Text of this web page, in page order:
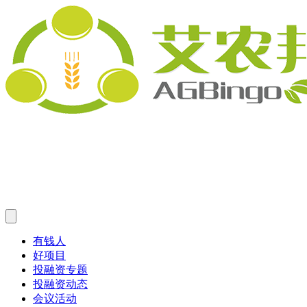
有钱人
好项目
投融资专题
投融资动态
会议活动